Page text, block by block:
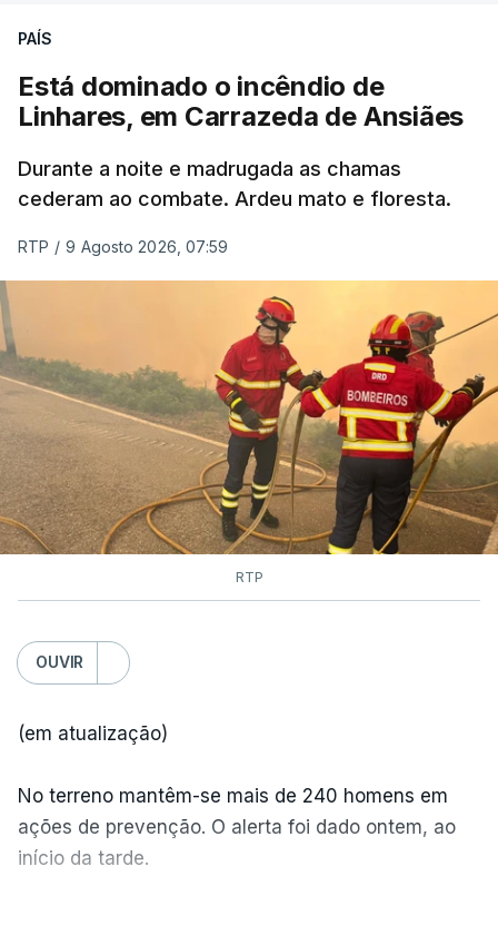
ESTE CONTEÚDO ESTÁ NESTE
PAÍS
Está dominado o incêndio de
Linhares, em Carrazeda de Ansiães
Durante a noite e madrugada as chamas
cederam ao combate. Ardeu mato e floresta.
RTP / 9 Agosto 2026, 07:59
RTP
OUVIR
(em atualização)
No terreno mantêm-se mais de 240 homens em
ações de prevenção. O alerta foi dado ontem, ao
início da tarde.